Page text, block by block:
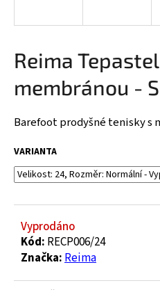
Reima
membránou -
Barefoot prodyšné tenisky s
VARIANTA
Vyprodáno
Kód: RECP006/24
Značka:Reima
í
t
?
D
o
p
r